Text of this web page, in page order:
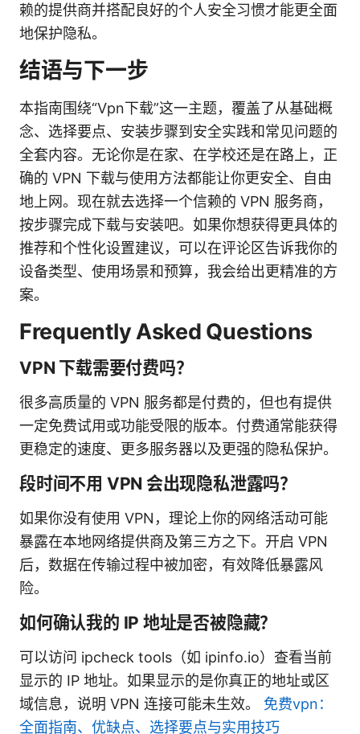
赖的提供商并搭配良好的个人安全习惯才能更全面
地保护隐私。
结语与下一步
本指南围绕“Vpn下载”这一主题，覆盖了从基础概
念、选择要点、安装步骤到安全实践和常见问题的
全套内容。无论你是在家、在学校还是在路上，正
确的 VPN 下载与使用方法都能让你更安全、自由
地上网。现在就去选择一个信赖的 VPN 服务商，
按步骤完成下载与安装吧。如果你想获得更具体的
推荐和个性化设置建议，可以在评论区告诉我你的
设备类型、使用场景和预算，我会给出更精准的方
案。
Frequently Asked Questions
VPN 下载需要付费吗？
很多高质量的 VPN 服务都是付费的，但也有提供
一定免费试用或功能受限的版本。付费通常能获得
更稳定的速度、更多服务器以及更强的隐私保护。
段时间不用 VPN 会出现隐私泄露吗？
如果你没有使用 VPN，理论上你的网络活动可能
暴露在本地网络提供商及第三方之下。开启 VPN
后，数据在传输过程中被加密，有效降低暴露风
险。
如何确认我的 IP 地址是否被隐藏？
可以访问 ipcheck tools（如 ipinfo.io）查看当前
显示的 IP 地址。如果显示的是你真正的地址或区
域信息，说明 VPN 连接可能未生效。 免费vpn：
全面指南、优缺点、选择要点与实用技巧